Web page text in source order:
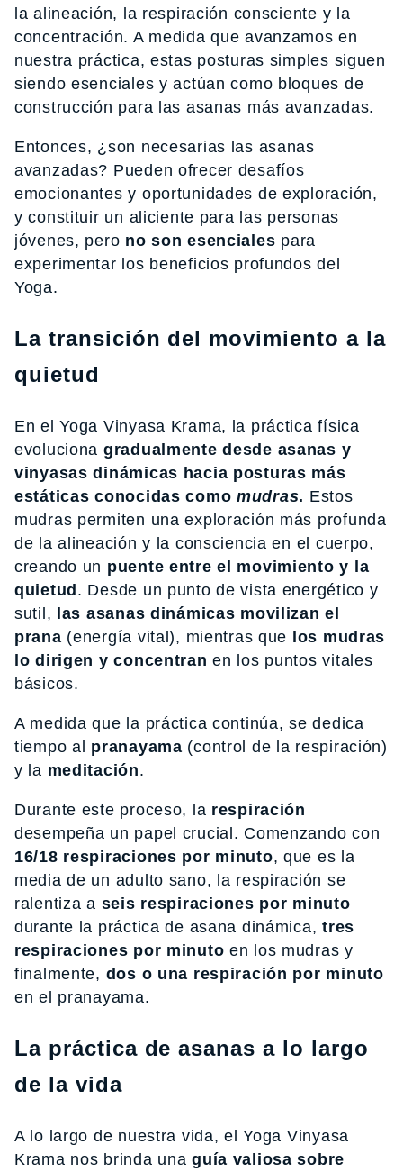
la alineación, la respiración consciente y la
concentración. A medida que avanzamos en
nuestra práctica, estas posturas simples siguen
siendo esenciales y actúan como bloques de
construcción para las asanas más avanzadas.
Entonces, ¿son necesarias las asanas
avanzadas? Pueden ofrecer desafíos
emocionantes y oportunidades de exploración,
y constituir un aliciente para las personas
jóvenes, pero no son esenciales para
experimentar los beneficios profundos del
Yoga.
La transición del movimiento a la
quietud
En el Yoga Vinyasa Krama, la práctica física
evoluciona gradualmente desde asanas y
vinyasas dinámicas hacia posturas más
estáticas conocidas comomudras. Estos
mudras permiten una exploración más profunda
de la alineación y la consciencia en el cuerpo,
creando un puente entre el movimiento y la
quietud. Desde un punto de vista energético y
sutil, las asanas dinámicas movilizan el
prana (energía vital), mientras que los mudras
lo dirigen y concentran en los puntos vitales
básicos.
A medida que la práctica continúa, se dedica
tiempo al pranayama (control de la respiración)
y la meditación.
Durante este proceso, la respiración
desempeña un papel crucial. Comenzando con
16/18 respiraciones por minuto, que es la
media de un adulto sano, la respiración se
ralentiza a seis respiraciones por minuto
durante la práctica de asana dinámica,tres
respiraciones por minuto en los mudras y
finalmente, dos o una respiración por minuto
en el pranayama.
La práctica de asanas a lo largo
de la vida
A lo largo de nuestra vida, el Yoga Vinyasa
Krama nos brinda unaguía valiosa sobre